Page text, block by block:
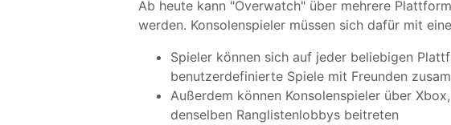
Ab heute kann "Overwatch" über mehrere
werden. Konsolenspieler müssen sich dafür mit
Spieler können sich auf jeder beliebigen
benutzerdefinierte Spiele mit Freunden
Außerdem können Konsolenspieler über
denselben Ranglistenlobbys beitreten